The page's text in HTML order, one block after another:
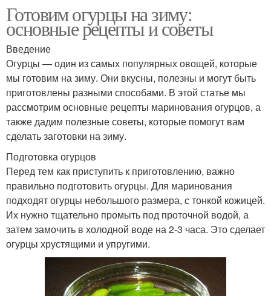
Готовим огурцы на зиму:
основные рецепты и советы
Введение
Огурцы — один из самых популярных овощей, которые
мы готовим на зиму. Они вкусны, полезны и могут быть
приготовлены разными способами. В этой статье мы
рассмотрим основные рецепты маринования огурцов, а
также дадим полезные советы, которые помогут вам
сделать заготовки на зиму.
Подготовка огурцов
Перед тем как приступить к приготовлению, важно
правильно подготовить огурцы. Для маринования
подходят огурцы небольшого размера, с тонкой кожицей.
Их нужно тщательно промыть под проточной водой, а
затем замочить в холодной воде на 2-3 часа. Это сделает
огурцы хрустящими и упругими.